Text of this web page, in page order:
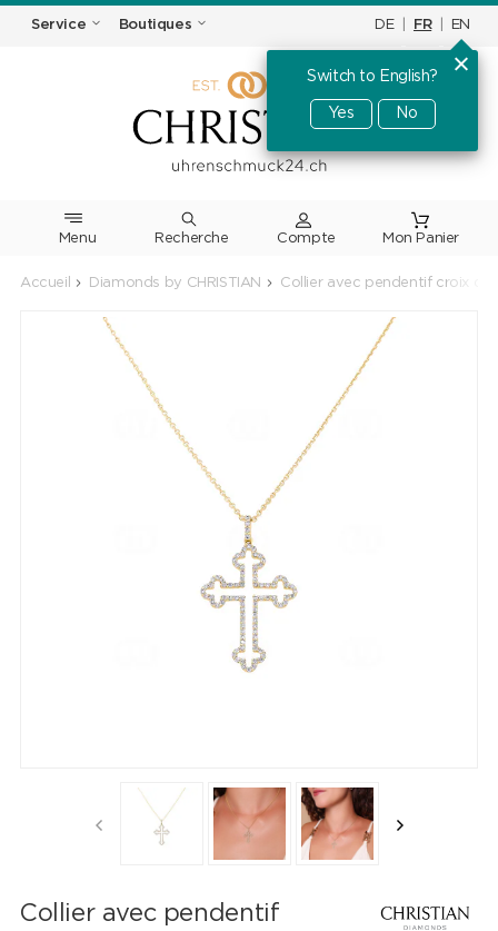
Service Boutiques DE FR EN
Switch to English?
Yes No
Menu Recherche
Accueil Diamonds by CHRISTIAN Collier avec pendentif croix or
Collier avec pendentif